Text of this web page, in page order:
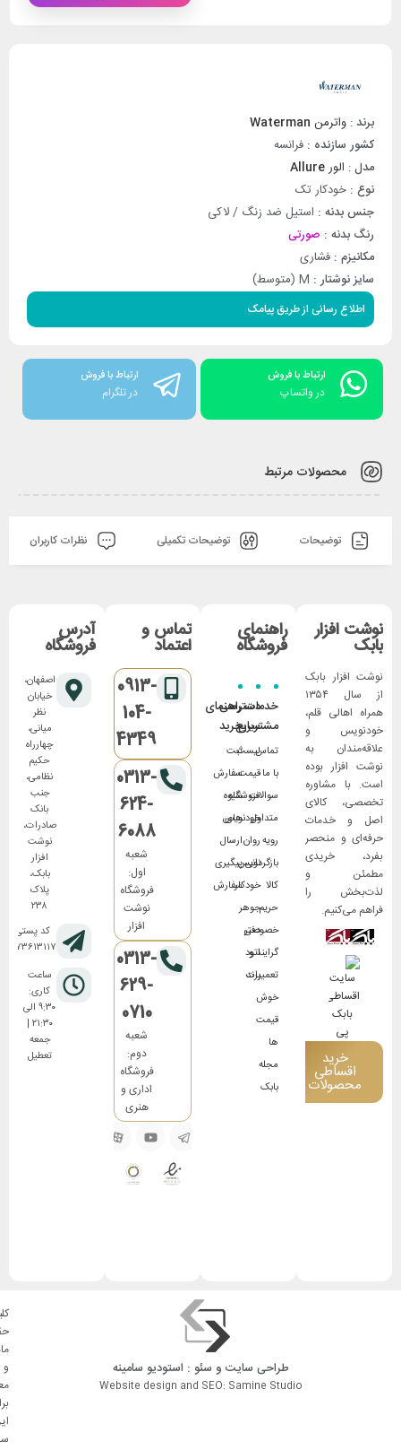
برند: واترمن Waterman
کشور سازنده : فرانسه
مدل: الورAllure
نوع : خودکار تک
جنس بدنه : استیل ضد زنگ / لاکی
رنگ بدنه : صورتی
مکانیزم : فشاری
سایز نوشتار :
اطلاع رسانی از طریق پیامک
ارتباط با فروش
در واتساپ
ارتباط با فروش
در تلگرام
محصولات مرتبط
توضیحات توضیحات تکمیلی نظرات کاربران
نوشت افزار
بابک
نوشت افزار بابک
از سال ۱۳۵۴
همراه اهالی قلم،
خودنویس و
علاقه‌مندان به
نوشت افزار بوده
است. با مشاوره
تخصصی، کالای
اصل و خدمات
حرفه‌ای و منحصر
بفرد، خریدی
مطمئن و
لذت‌بخش را
فراهم می‌کنیم.
خرید
اقساطی
محصولات
راهنمای
فروشگاه
خدمات
مشتریان
تماس
با ما
سوالات
متداول
رویه
بازگردانی
کالا
حریم
خصوصی
گرایند و
تعمیرات
خوش
قیمت
ها
مجله
بابک
دسترسی
سریع
لیست
قیمت
فروشگاه
خودنویس
روان
نویس
خودکار
جوهر
دفتر
اتود
برند
راهنمای
خرید
ثبت
سفارش
شیوه
های
ارسال
پیگیری
سفارش
تماس و
اعتماد
0913-
104-
4349
0313-
624-
6088
شعبه
اول:
فروشگاه
نوشت
افزار
0313-
629-
0710
شعبه
دوم:
فروشگاه
اداری و
هنری
آدرس
فروشگاه
اصفهان،
خیابان
نظر
میانی،
چهارراه
حکیم
نظامی،
جنب
بانک
صادرات،
نوشت
افزار
بابک،
پلاک
۲۳۸
کد پستی:
۸۱۷۳۶۱۳۱۱۷
ساعت
کاری:
۹:۳۰ الی
۲۱:۳۰ |
جمعه
تعطیل
طراحی سایت و سئو : استودیو سامینه
Website design and SEO: Samine Studio
و